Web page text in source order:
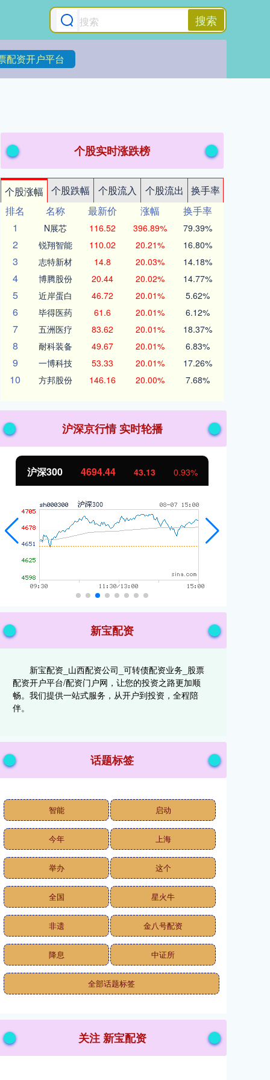
搜索
配资开户平台
个股实时涨跌榜
个股涨幅 个股跌幅 个股流入 个股流出
换手率
排名
名称 最新价 涨幅
换手率
1
N展芯 116.52 396.89% 79.39%
2 锐翔智能 110.02 20.21% 16.80%
3 志特新材 14.8 20.03% 14.18%
4 博腾股份 20.44 20.02% 14.77%
5 近岸蛋白 46.72 20.01% 5.62%
6 毕得医药 61.6 20.01% 6.12%
7 五洲医疗 83.62 20.01% 18.37%
8 耐科装备 49.67 20.01% 6.83%
9 一博科技 53.33 20.01% 17.26%
10 方邦股份 146.16 20.00% 7.68%
沪深京行情 实时轮播
北证50 1134.24 11.37 1.01%
新宝配资
新宝配资_山西配资公司_可转债配资业务_股票
配资开户平台/配资门户网，让您的投资之路更加顺
畅。我们提供一站式服务，从开户到投资，全程陪
伴。
话题标签
智能 启动
今年 上海
举办 这个
全国 星火牛
非遗 金八号配资
降息 中证所
全部话题标签
关注 新宝配资